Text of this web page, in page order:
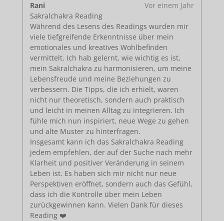
Rani
Vor einem Jahr
Sakralchakra Reading
Während des Lesens des Readings wurden mir
viele tiefgreifende Erkenntnisse über mein
emotionales und kreatives Wohlbefinden
vermittelt. Ich hab gelernt, wie wichtig es ist,
mein Sakralchakra zu harmonisieren, um meine
Lebensfreude und meine Beziehungen zu
verbessern. Die Tipps, die ich erhielt, waren
nicht nur theoretisch, sondern auch praktisch
und leicht in meinen Alltag zu integrieren. Ich
fühle mich nun inspiriert, neue Wege zu gehen
und alte Muster zu hinterfragen.
Insgesamt kann ich das Sakralchakra Reading
jedem empfehlen, der auf der Suche nach mehr
Klarheit und positiver Veränderung in seinem
Leben ist. Es haben sich mir nicht nur neue
Perspektiven eröffnet, sondern auch das Gefühl,
dass ich die Kontrolle über mein Leben
zurückgewinnen kann. Vielen Dank für dieses
Reading ❤️